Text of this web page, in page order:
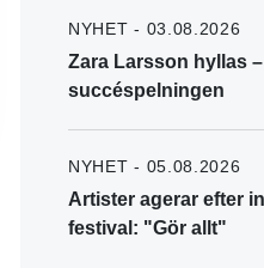
NYHET - 03.08.2026
Zara Larsson hyllas
succéspelningen
NYHET - 05.08.2026
Artister agerar efter
festival: "Gör allt"